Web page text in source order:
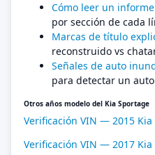
Cómo leer un informe
por sección de cada
Marcas de título
reconstruido vs
Señales de auto
para detectar un
Otros años modelo del Kia Sportage
Verificación VIN — 2015
Verificación VIN — 2017